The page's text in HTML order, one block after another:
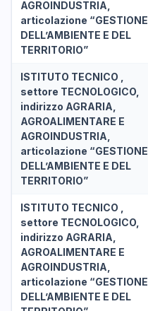
AGROINDUSTRIA,
articolazione “GESTIONE
DELL’AMBIENTE E DEL
TERRITORIO”
ISTITUTO TECNICO ,
settore TECNOLOGICO,
indirizzo AGRARIA,
AGROALIMENTARE E
AGROINDUSTRIA,
articolazione “GESTIONE
DELL’AMBIENTE E DEL
TERRITORIO”
ISTITUTO TECNICO ,
settore TECNOLOGICO,
indirizzo AGRARIA,
AGROALIMENTARE E
AGROINDUSTRIA,
articolazione “GESTIONE
DELL’AMBIENTE E DEL